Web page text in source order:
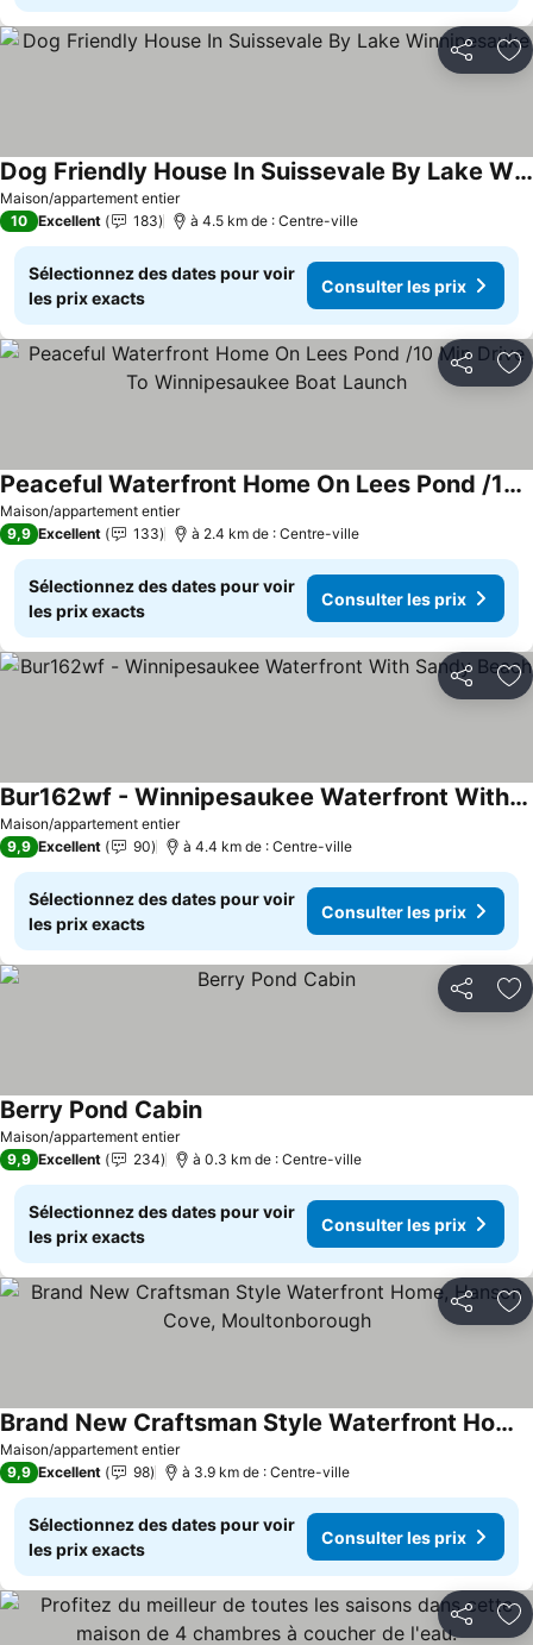
Partager
Maison/appartement entier
Dog Friendly House In Suissevale By Lake Winnipesauke
10 Excellent 183 à 4.5 km de : Centre-ville
Sélectionnez des dates pour voir
les prix exacts
Consulter les prix
Partager
Maison/appartement entier
Peaceful Waterfront Home On Lees Pond /10 Min Drive To Winnipesaukee Boat Launch
9,9 Excellent 133 à 2.4 km de : Centre-ville
Sélectionnez des dates pour voir
les prix exacts
Consulter les prix
Partager
Maison/appartement entier
Bur162wf - Winnipesaukee Waterfront With Sandy Beach
9,9 Excellent 90 à 4.4 km de : Centre-ville
Sélectionnez des dates pour voir
les prix exacts
Consulter les prix
Partager
Maison/appartement entier
Berry Pond Cabin
9,9 Excellent 234 à 0.3 km de : Centre-ville
Sélectionnez des dates pour voir
les prix exacts
Consulter les prix
Partager
Maison/appartement entier
Brand New Craftsman Style Waterfront Home, Hanson Cove, Moultonborough
9,9 Excellent 98 à 3.9 km de : Centre-ville
Sélectionnez des dates pour voir
les prix exacts
Consulter les prix
Partager